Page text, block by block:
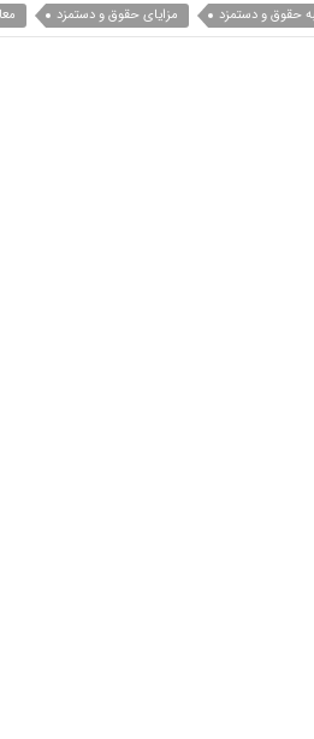
حقوق و دستمزد مزایای حقوق و دستمزد